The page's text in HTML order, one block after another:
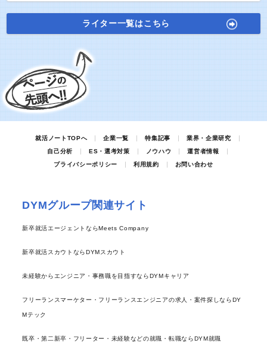
ライター一覧はこちら
就活ノートTOPへ 企業一覧 特集記事
業界・企業研究
自己分析
ES・選考対策 ノウハウ
運営者情報
プライバシーポリシー
利用規約 お問い合わせ
DYMグループ関連サイト
新卒就活エージェントならMeets Company
新卒就活スカウトならDYMスカウト
未経験からエンジニア・事務職を目指すならDYMキャリア
フリーランスマーケター・フリーランスエンジニアの求人・案件探しならDY
Mテック
既卒・第二新卒・フリーター・未経験などの就職・転職ならDYM就職